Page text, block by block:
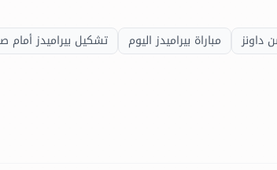
داونز مباراة بيراميدز اليوم
تشكيل بيراميدز أمام